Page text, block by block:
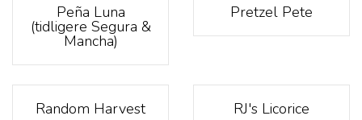
Peña Luna
(tidligere Segura &
Mancha)
Pretzel Pete
Random Harvest RJ's Licorice